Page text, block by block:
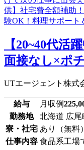
【20~40代活
面接なし×ポ
UTエージェント株式
給与 月収例
勤務地
北海道 広尾
寮・社宅 あり（無料）
仕事内容 食品系工場